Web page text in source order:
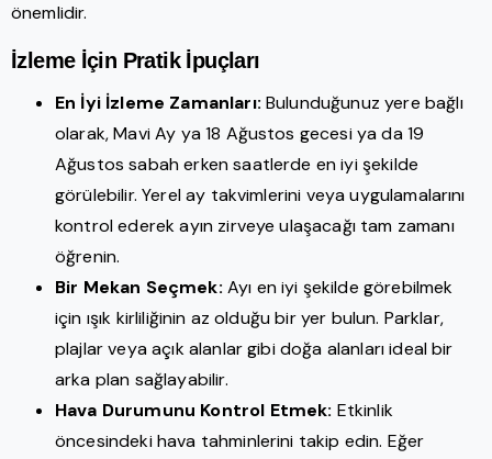
önemlidir.
İzleme İçin Pratik İpuçları
En İyi İzleme Zamanları: Bulunduğunuz yere bağlı
olarak, Mavi Ay ya 18 Ağustos gecesi ya da 19
Ağustos sabah erken saatlerde en iyi şekilde
görülebilir. Yerel ay takvimlerini veya uygulamalarını
kontrol ederek ayın zirveye ulaşacağı tam zamanı
öğrenin.
Bir Mekan Seçmek: Ayı en iyi şekilde görebilmek
için ışık kirliliğinin az olduğu bir yer bulun. Parklar,
plajlar veya açık alanlar gibi doğa alanları ideal bir
arka plan sağlayabilir.
Hava Durumunu Kontrol Etmek: Etkinlik
öncesindeki hava tahminlerini takip edin. Eğer